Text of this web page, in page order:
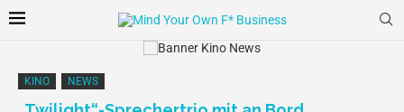
KINO NEWS